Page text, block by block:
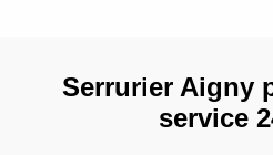
Serrurier Aigny
service